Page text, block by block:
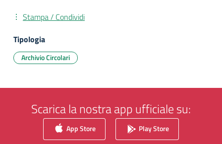
Stampa / Condividi
Tipologia
Archivio Circolari
Scarica la nostra app ufficiale su:
App Store Play Store